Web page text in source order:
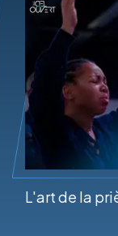
L'art de la